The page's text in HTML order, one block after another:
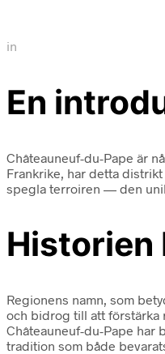
in
En
Châteauneuf-du-Pape är
Frankrike, har detta
spegla terroiren — den
Historien
Regionens namn, som
och bidrog till att förstärka
Châteauneuf-du-Pape har
tradition som både